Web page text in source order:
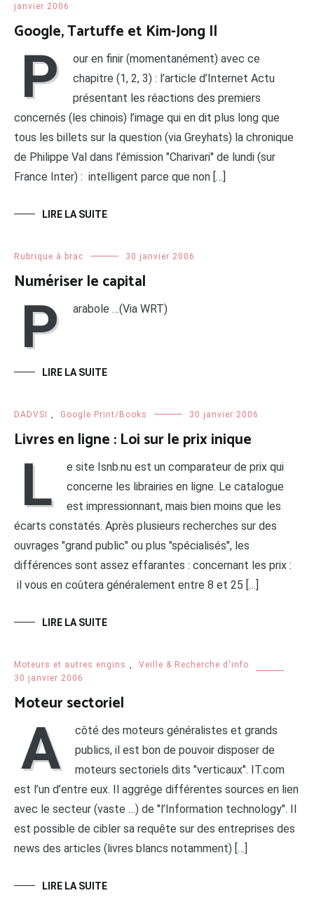
janvier 2006
Google, Tartuffe et Kim-Jong Il
P
our en finir (momentanément) avec ce
chapitre (1, 2, 3) : l’article d’Internet Actu
présentant les réactions des premiers
concernés (les chinois) l’image qui en dit plus long que
tous les billets sur la question (via Greyhats) la chronique
de Philippe Val dans l’émission "Charivari" de lundi (sur
France Inter) : intelligent parce que non […]
LIRE LA SUITE
Rubrique à brac 30 janvier 2006
Numériser le capital
P arabole …(Via WRT)
LIRE LA SUITE
DADVSI Google Print/Books 30 janvier 2006
Livres en ligne : Loi sur le prix inique
L
e site Isnb.nu est un comparateur de prix qui
concerne les librairies en ligne. Le catalogue
est impressionnant, mais bien moins que les
écarts constatés. Après plusieurs recherches sur des
ouvrages "grand public" ou plus "spécialisés", les
différences sont assez effarantes : concernant les prix :
il vous en coûtera généralement entre 8 et 25 […]
LIRE LA SUITE
Moteurs et autres engins
Veille & Recherche d'info
30 janvier 2006
Moteur sectoriel
A
côté des moteurs généralistes et grands
publics, il est bon de pouvoir disposer de
moteurs sectoriels dits "verticaux". IT.com
est l’un d’entre eux. Il aggrége différentes sources en lien
avec le secteur (vaste …) de "l’Information technology". Il
est possible de cibler sa requête sur des entreprises des
news des articles (livres blancs notamment) […]
LIRE LA SUITE